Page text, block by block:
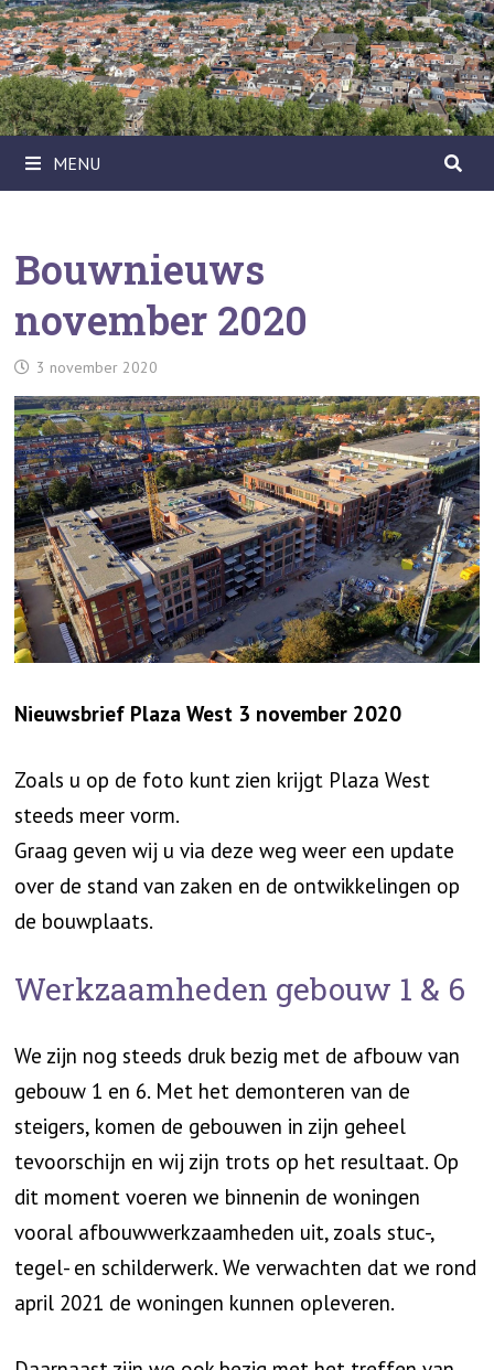
Ga
naar
de
inhoud
MENU
Bouwnieuws
november 2020
3 november 2020
Nieuwsbrief Plaza West 3 november 2020
Zoals u op de foto kunt zien krijgt Plaza West
steeds meer vorm.
Graag geven wij u via deze weg weer een update
over de stand van zaken en de ontwikkelingen op
de bouwplaats.
Werkzaamheden gebouw 1 & 6
We zijn nog steeds druk bezig met de afbouw van
gebouw 1 en 6. Met het demonteren van de
steigers, komen de gebouwen in zijn geheel
tevoorschijn en wij zijn trots op het resultaat. Op
dit moment voeren we binnenin de woningen
vooral afbouwwerkzaamheden uit, zoals stuc-,
tegel- en schilderwerk. We verwachten dat we rond
april 2021 de woningen kunnen opleveren.